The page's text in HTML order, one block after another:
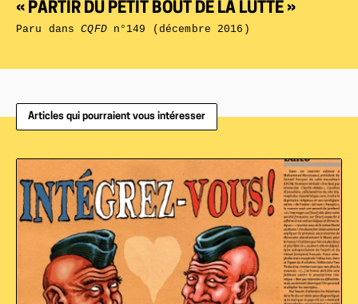
« PARTIR DU PETIT BOUT DE LA LUTTE »
Paru dansCQFDn°149 (décembre 2016)
Articles qui pourraient vous intéresser